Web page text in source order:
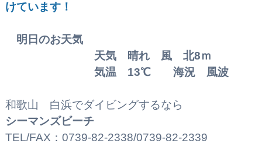
けています！
明日のお天気
天気 晴れ 風 北8ｍ
気温 13℃ 海況 風波
和歌山 白浜でダイビングするなら
シーマンズビーチ
TEL/FAX：0739-82-2338/0739-82-2339